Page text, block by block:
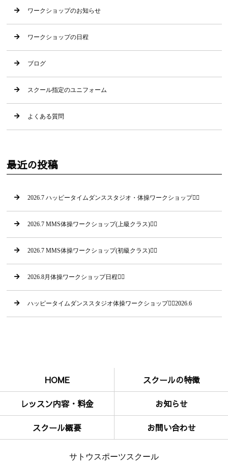
ワークショップのお知らせ
ワークショップの日程
ブログ
スクール指定のユニフォーム
よくある質問
最近の投稿
2026.7 ハッピータイムダンススタジオ・体操ワークショップ🤸‍♂
2026.7 MMS体操ワークショップ(上級クラス)🤸‍♀
2026.7 MMS体操ワークショップ(初級クラス)🤸‍♂
2026.8月体操ワークショップ日程🤸‍♂
ハッピータイムダンススタジオ体操ワークショップ🤸‍♂2026.6
HOME スクールの特徴
レッスン内容・料金 お知らせ
スクール概要 お問い合わせ
サトウスポーツスクール